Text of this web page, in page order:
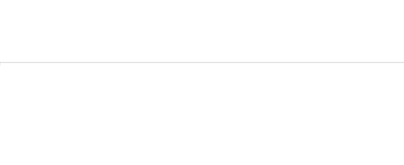
Vleugelteks schroeven